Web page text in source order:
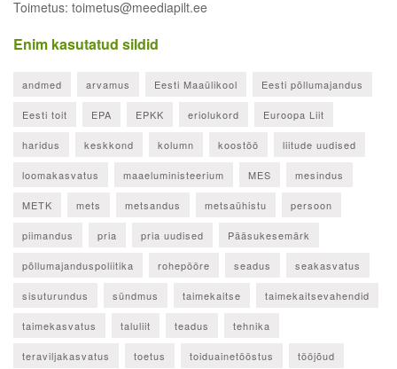
Toimetus: toimetus@meediapilt.ee
Enim kasutatud sildid
andmed arvamus Eesti Maaülikool Eesti põllumajandus
Eesti toit EPA EPKK eriolukord Euroopa Liit
haridus keskkond kolumn koostöö liitude uudised
loomakasvatus maaeluministeerium MES mesindus
METK mets metsandus metsaühistu persoon
piimandus pria pria uudised Pääsukesemärk
põllumajanduspoliitika rohepööre seadus seakasvatus
sisuturundus sündmus taimekaitse taimekaitsevahendid
taimekasvatus taluliit teadus tehnika
teraviljakasvatus toetus toiduainetööstus tööjõud